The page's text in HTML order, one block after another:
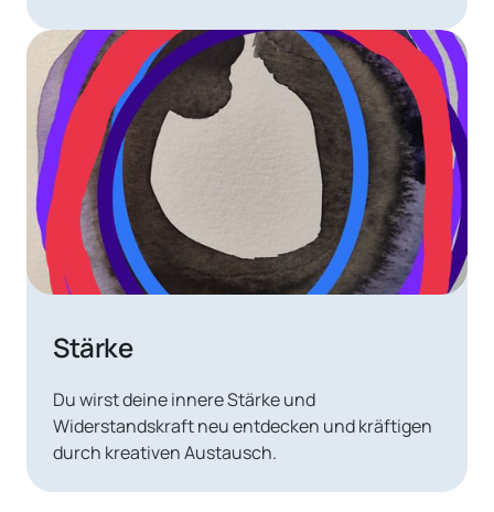
Stärke
Du wirst deine innere Stärke und
Widerstandskraft neu entdecken und kräftigen
durch kreativen Austausch.